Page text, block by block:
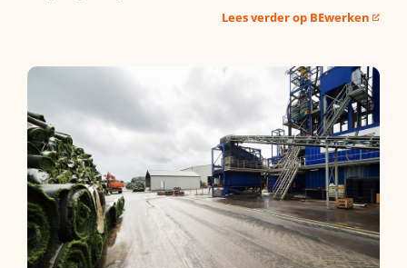
Lees verder op BEwerken